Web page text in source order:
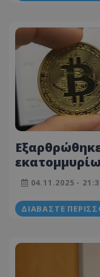
σε Κύπρο
04.11.2025 -
ΔΙΑΒΆΣΤΕ